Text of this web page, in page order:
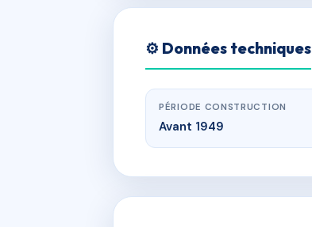
⚙️ Données techniques
PÉRIODE CONSTRUCTION
Avant 1949